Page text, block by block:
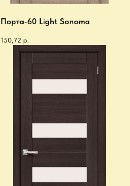
Порта-60 Light Sonoma
150,72 р.